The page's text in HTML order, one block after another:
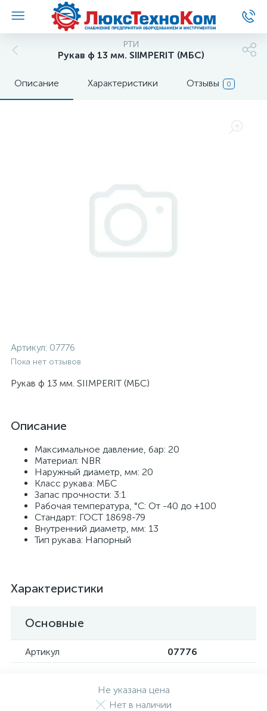
РТИ
Рукав ф 13 мм. SIIMPERIT (МБС)
Описание Характеристики Отзывы 0
Артикул: 07776
Пока нет отзывов
Рукав ф 13 мм. SIIMPERIT (МБС)
Описание
Максимальное давление, бар: 20
Материал: NBR
Наружный диаметр, мм: 20
Класс рукава: МБС
Запас прочности: 3:1
Рабочая температура, °C: От -40 до +100
Стандарт: ГОСТ 18698-79
Внутренний диаметр, мм: 13
Тип рукава: Напорный
Характеристики
Основные
Артикул 07776
Не указана цена
Нет в наличии